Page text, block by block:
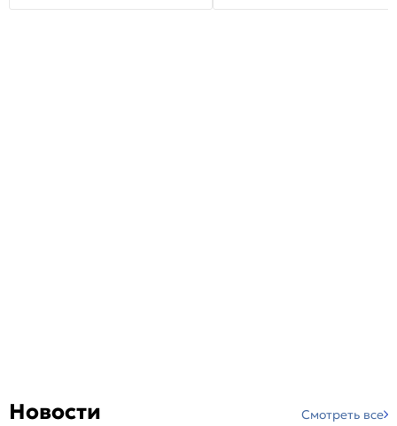
Новости Смотреть все